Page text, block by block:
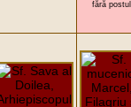
fără postul